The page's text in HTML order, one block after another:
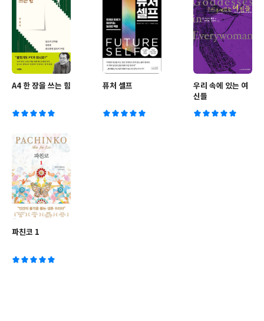
A4 한 장을 쓰는 힘 퓨처 셀프
우리 속에 있는 여
신들
파친코 1